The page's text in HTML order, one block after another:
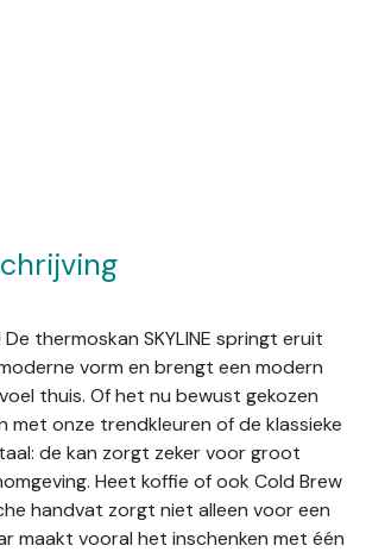
thermoskan SKYLINE springt eruit
vorm en brengt een modern
thuis. Of het nu bewust gekozen
met onze trendkleuren of de klassieke
de kan zorgt zeker voor groot
Heet koffie of ook Cold Brew
handvat zorgt niet alleen voor een
maakt vooral het inschenken met één